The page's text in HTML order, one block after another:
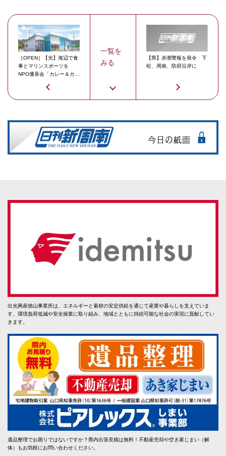
［OPEN］【光】海辺で食
事とマリンスポーツを
NPO優喜会「カレー＆カフ
一覧を
みる
【県】赤潮警報を発令 下
松、周南、防府沿岸に
出光興産徳山事業所は、エネルギーと素材の安定供給を通じて産業や暮らしを支えていま
す。環境負荷低減や安全操業に取り組み、地域とともに持続可能な社会の実現に貢献してい
きます。
遺品整理でお困りではないですか？県内出張見積は無料！不動産売却や空き家じまい（解
体）もお気軽にお問い合わせください。